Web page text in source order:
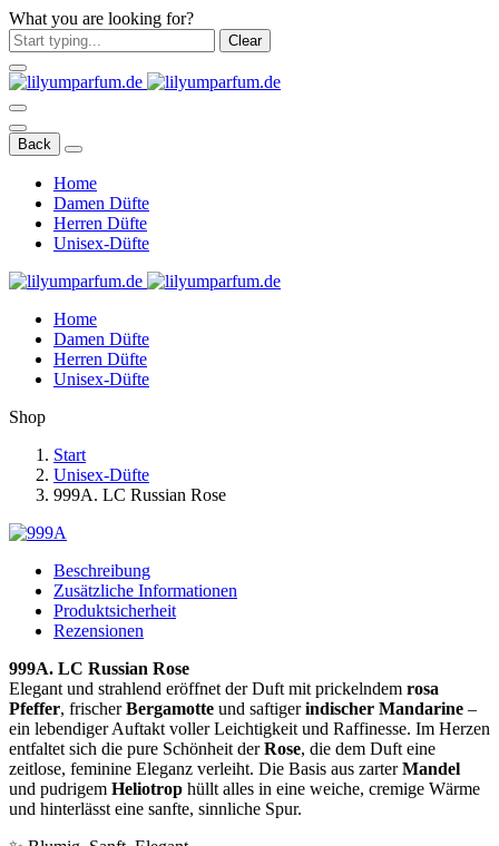
What you are looking for?
Clear
Back
Home
Damen Düfte
Herren Düfte
Unisex-Düfte
Home
Damen Düfte
Herren Düfte
Unisex-Düfte
Shop
Start
Unisex-Düfte
999A. LC Russian Rose
Beschreibung
Zusätzliche Informationen
Produktsicherheit
Rezensionen
999A. LC Russian Rose
Elegant und strahlend eröffnet der Duft mit prickelndem rosa
Pfeffer, frischerBergamotte und saftigerindischer Mandarine –
ein lebendiger Auftakt voller Leichtigkeit und Raffinesse. Im Herzen
entfaltet sich die pure Schönheit derRose, die dem Duft eine
zeitlose, feminine Eleganz verleiht. Die Basis aus zarterMandel
und pudrigem Heliotrop hüllt alles in eine weiche, cremige Wärme
und hinterlässt eine sanfte, sinnliche Spur.